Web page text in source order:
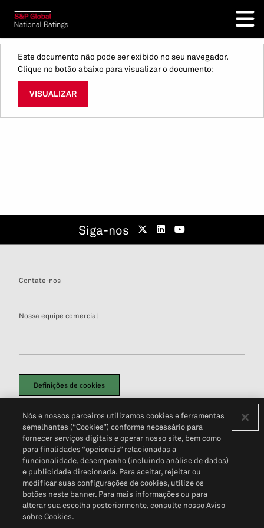
Este documento não pode ser exibido no seu navegador.
Clique no botão abaixo para visualizar o documento:
VISUALIZAR
Siga-nos
Contate-nos
Nossa equipe comercial
Definições de cookies
Política de PrivacidadePortal de privacidade do cliente (em inglês)
Não Venda Minhas Informações Pessoais© 2026 S&P Global
Nós e nossos parceiros utilizamos cookies e ferramentas
semelhantes (“Cookies”) conforme necessário para
fornecer serviços digitais e operar nosso site, bem como
para finalidades “opcionais” relacionadas a
funcionalidade, desempenho (incluindo análise de dados)
e publicidade direcionada. Para aceitar, rejeitar ou
modificar suas configurações de cookies, utilize os
botões neste banner. Para mais informações ou para
alterar sua escolha posteriormente, consulte nosso Aviso
sobre Cookies.